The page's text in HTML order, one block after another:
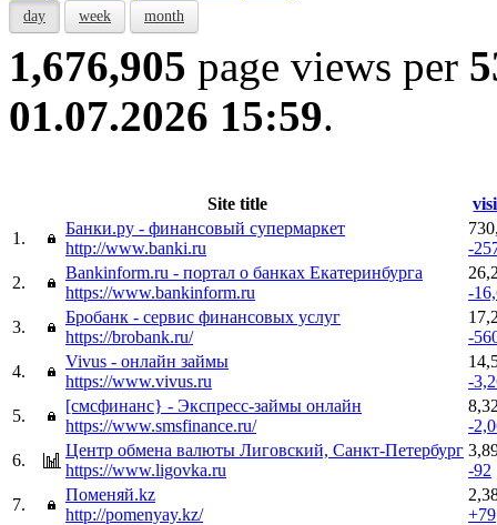
day week month
1,676,905 page views per
01.07.2026 15:59.
Site title
1.
Банки.ру - финансовый супермаркет
http://www.banki.ru
-
2.
Bankinform.ru - портал о банках Екатеринбурга
https://www.bankinform.ru
-
3.
Бробанк - сервис финансовых услуг
https://brobank.ru/
-
4.
Vivus - онлайн займы
https://www.vivus.ru
-
5.
[смсфинанс} - Экспресс-займы онлайн
https://www.smsfinance.ru/
-
6.
Центр обмена валюты Лиговский, Санкт-Петербург
https://www.ligovka.ru
-92
7.
Поменяй.kz
http://pomenyay.kz/
+79